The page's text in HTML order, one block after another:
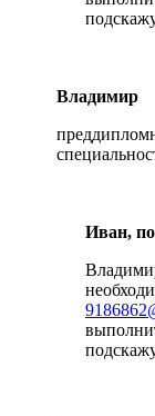
Владимир
Иван,